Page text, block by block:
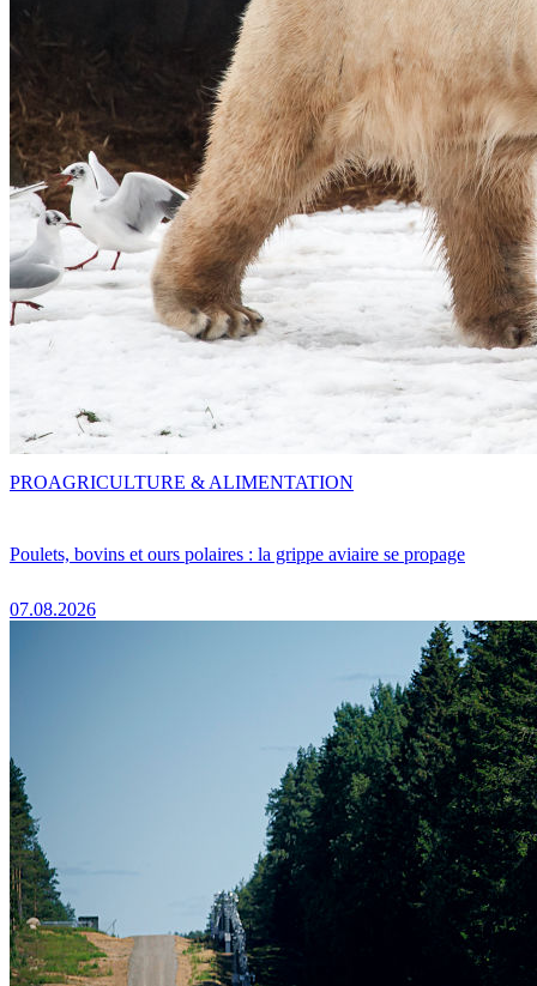
Poulets, bovins et ours polaires : la grippe aviaire se propage
07.08.2026
PROAGRICULTURE & ALIMENTATION